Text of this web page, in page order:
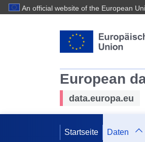
An official website of the European
European
data.europa.eu
Startseite Daten